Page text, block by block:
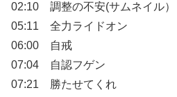
02:10 調整の不安(サムネイル）
05:11 全力ライドオン
06:00 自戒
07:04 自認フゲン
07:21 勝たせてくれ